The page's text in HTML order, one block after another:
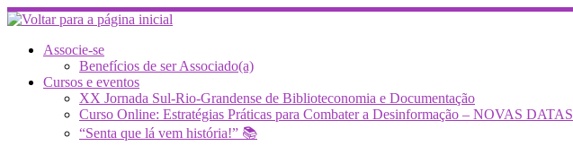
Skip
to
contentAssocie-se
Benefícios de ser Associado(a)
Cursos e eventos
XX Jornada Sul-Rio-Grandense de Biblioteconomia e Documentação
Curso Online: Estratégias Práticas para Combater a Desinformação – NOVAS DATAS
“Senta que lá vem história!” 📚